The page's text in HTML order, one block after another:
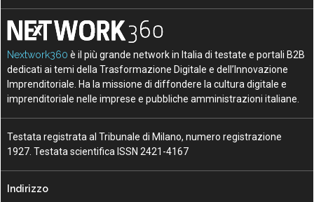
Nextwork360 è il più grande network in Italia di testate e portali B2B
dedicati ai temi della Trasformazione Digitale e dell’Innovazione
Imprenditoriale. Ha la missione di diffondere la cultura digitale e
imprenditoriale nelle imprese e pubbliche amministrazioni italiane.
Testata registrata al Tribunale di Milano, numero registrazione
1927. Testata scientifica ISSN 2421-4167
Indirizzo